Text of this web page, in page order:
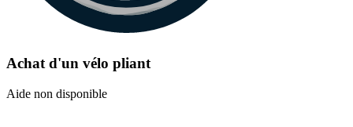
Achat d'un vélo pliant
Aide non disponible